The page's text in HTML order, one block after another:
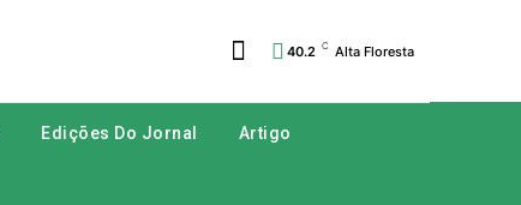
40.2 C Alta Floresta
Edições Do Jornal Artigo